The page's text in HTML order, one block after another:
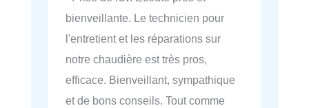
bienveillante. Le technicien pour
l'entretient et les réparations sur
notre chaudière est très pros,
efficace. Bienveillant, sympathique
et de bons conseils. Tout comme